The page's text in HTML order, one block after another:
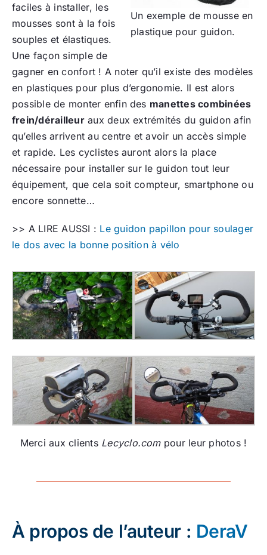
Un exemple de mousse en
plastique pour guidon.
faciles à installer, les
mousses sont à la fois
souples et élastiques.
Une façon simple de
gagner en confort ! A noter qu’il existe des modèles
en plastiques pour plus d’ergonomie. Il est alors
possible de monter enfin des manettes combinées
frein/dérailleuraux deux extrémités du guidon afin
qu’elles arrivent au centre et avoir un accès simple
et rapide. Les cyclistes auront alors la place
nécessaire pour installer sur le guidon tout leur
équipement, que cela soit compteur, smartphone ou
encore sonnette…
>> A LIRE AUSSI : Le guidon papillon pour soulager
le dos avec la bonne position à vélo
Merci aux clients Lecyclo.compour leur photos !
À propos de l’auteur : DeraV